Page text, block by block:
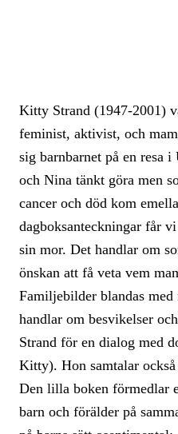
Kitty Strand (1947-2001)
feminist, aktivist, och
sig barnbarnet på en resa
och Nina tänkt göra men
cancer och död kom
dagboksanteckningar får
sin mor. Det handlar om
önskan att få veta vem
Familjebilder blandas
handlar om besvikelser
Strand för en dialog med
Kitty). Hon samtalar
Den lilla boken förmedlar
barn och förälder på